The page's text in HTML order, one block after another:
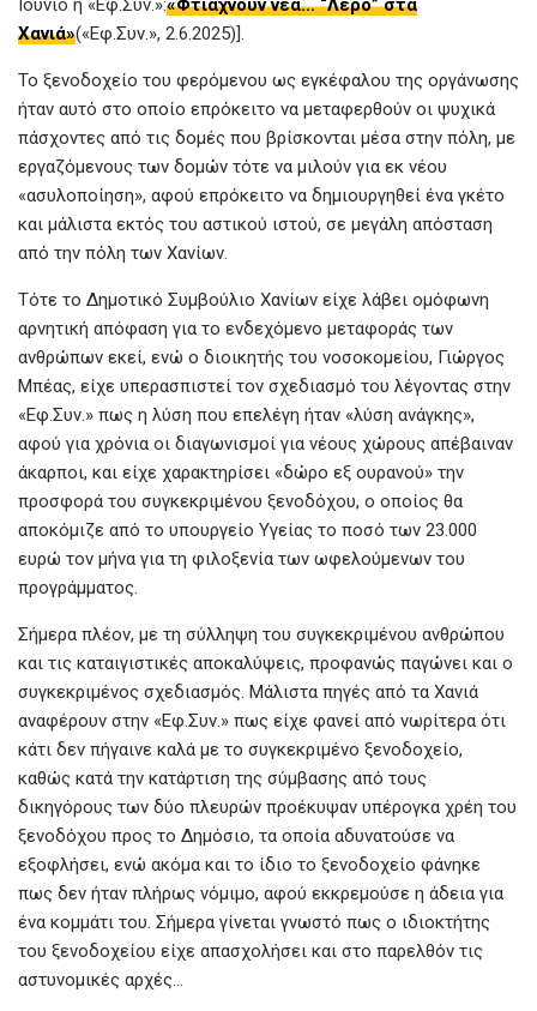
Ιούνιο η «Εφ.Συν.»:«Φτιάχνουν νέα… “Λέρο” στα
Χανιά»(«Εφ.Συν.», 2.6.2025)].
Το ξενοδοχείο του φερόμενου ως εγκέφαλου της οργάνωσης
ήταν αυτό στο οποίο επρόκειτο να μεταφερθούν οι ψυχικά
πάσχοντες από τις δομές που βρίσκονται μέσα στην πόλη, με
εργαζόμενους των δομών τότε να μιλούν για εκ νέου
«ασυλοποίηση», αφού επρόκειτο να δημιουργηθεί ένα γκέτο
και μάλιστα εκτός του αστικού ιστού, σε μεγάλη απόσταση
από την πόλη των Χανίων.
Τότε το Δημοτικό Συμβούλιο Χανίων είχε λάβει ομόφωνη
αρνητική απόφαση για το ενδεχόμενο μεταφοράς των
ανθρώπων εκεί, ενώ ο διοικητής του νοσοκομείου, Γιώργος
Μπέας, είχε υπερασπιστεί τον σχεδιασμό του λέγοντας στην
«Εφ.Συν.» πως η λύση που επελέγη ήταν «λύση ανάγκης»,
αφού για χρόνια οι διαγωνισμοί για νέους χώρους απέβαιναν
άκαρποι, και είχε χαρακτηρίσει «δώρο εξ ουρανού» την
προσφορά του συγκεκριμένου ξενοδόχου, ο οποίος θα
αποκόμιζε από το υπουργείο Υγείας το ποσό των 23.000
ευρώ τον μήνα για τη φιλοξενία των ωφελούμενων του
προγράμματος.
Σήμερα πλέον, με τη σύλληψη του συγκεκριμένου ανθρώπου
και τις καταιγιστικές αποκαλύψεις, προφανώς παγώνει και ο
συγκεκριμένος σχεδιασμός. Μάλιστα πηγές από τα Χανιά
αναφέρουν στην «Εφ.Συν.» πως είχε φανεί από νωρίτερα ότι
κάτι δεν πήγαινε καλά με το συγκεκριμένο ξενοδοχείο,
καθώς κατά την κατάρτιση της σύμβασης από τους
δικηγόρους των δύο πλευρών προέκυψαν υπέρογκα χρέη του
ξενοδόχου προς το Δημόσιο, τα οποία αδυνατούσε να
εξοφλήσει, ενώ ακόμα και το ίδιο το ξενοδοχείο φάνηκε
πως δεν ήταν πλήρως νόμιμο, αφού εκκρεμούσε η άδεια για
ένα κομμάτι του. Σήμερα γίνεται γνωστό πως ο ιδιοκτήτης
του ξενοδοχείου είχε απασχολήσει και στο παρελθόν τις
αστυνομικές αρχές…